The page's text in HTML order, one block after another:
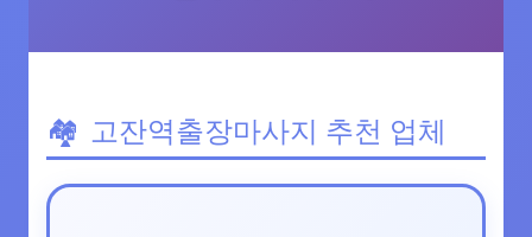
고잔역출장마사지 추천 업체